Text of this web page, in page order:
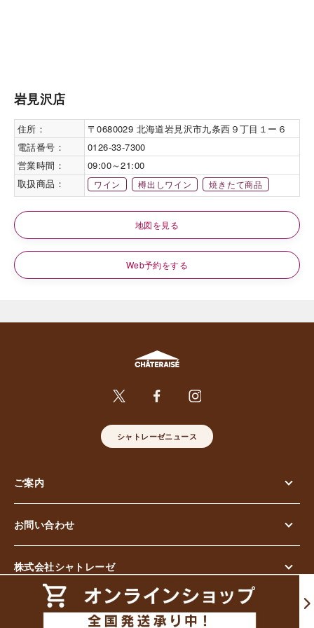
岩見沢店
住所：
〒0680029 北海道岩見沢市九条西９丁目１ー６
電話番号：
0126-33-7300
営業時間：
09:00～21:00
取扱商品：
ワイン 樽出しワイン 焼きたて商品
地図を見る
Web予約をする
シャトレーゼニュース
ご案内
お問い合わせ
株式会社シャトレーゼ
© Chateraise Co.,Ltd. All Rights Reserved.